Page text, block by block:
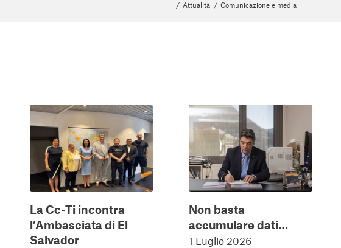
/ Attualità / Comunicazione e media
La Cc-Ti incontra
l’Ambasciata di El
Salvador
Non basta
accumulare dati…
1 Luglio 2026